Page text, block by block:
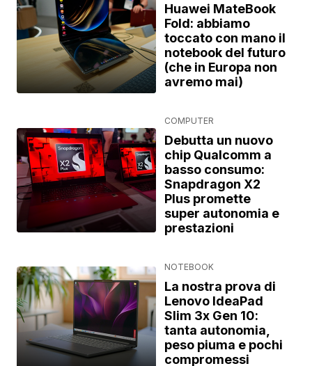
Huawei MateBook
Fold: abbiamo
toccato con mano il
notebook del futuro
(che in Europa non
avremo mai)
COMPUTER
Debutta un nuovo
chip Qualcomm a
basso consumo:
Snapdragon X2
Plus promette
super autonomia e
prestazioni
NOTEBOOK
La nostra prova di
Lenovo IdeaPad
Slim 3x Gen 10:
tanta autonomia,
peso piuma e pochi
compromessi